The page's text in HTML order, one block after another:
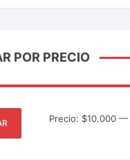
POR PRECIO
Precio: $10.000 —